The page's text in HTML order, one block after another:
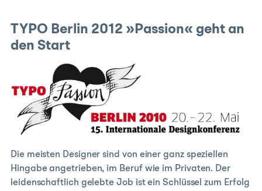
TYPO Berlin 2012 »Passion« geht an
den Start
Die meisten Designer sind von einer ganz speziellen
Hingabe angetrieben, im Beruf wie im Privaten. Der
leidenschaftlich gelebte Job ist ein Schlüssel zum Erfolg